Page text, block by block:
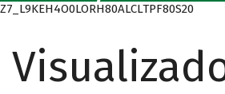
Z7_L9KEH4O0LORH80ALCLTPF80S20